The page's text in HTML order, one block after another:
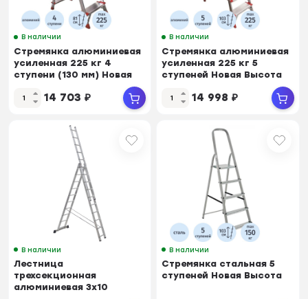
В наличии
Стремянка алюминиевая
усиленная 225 кг 4
ступени (130 мм) Новая
14 703 ₽
В наличии
Стремянка алюминиевая
усиленная 225 кг 5
ступеней Новая Высота
14 998 ₽
В наличии
Лестница
трехсекционная
алюминиевая 3х10
В наличии
Стремянка стальная 5
ступеней Новая Высота